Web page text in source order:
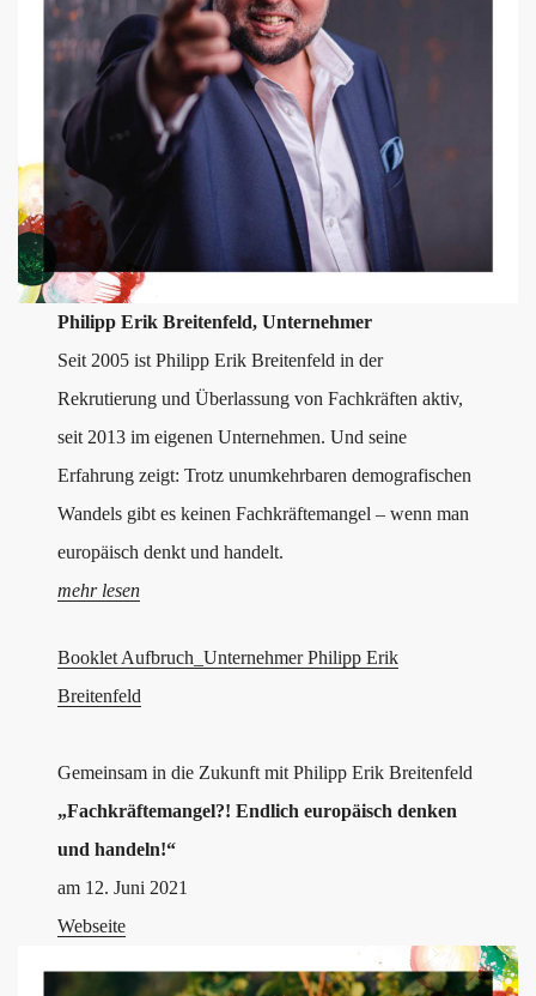
Philipp Erik Breitenfeld, Unternehmer
Seit 2005 ist Philipp Erik Breitenfeld in der
Rekrutierung und Überlassung von Fachkräften aktiv,
seit 2013 im eigenen Unternehmen. Und seine
Erfahrung zeigt: Trotz unumkehrbaren demografischen
Wandels gibt es keinen Fachkräftemangel – wenn man
europäisch denkt und handelt.
mehr lesen
Booklet Aufbruch_Unternehmer Philipp Erik
Breitenfeld
Gemeinsam in die Zukunft mit Philipp Erik Breitenfeld
„Fachkräftemangel?! Endlich europäisch denken
und handeln!“
am 12. Juni 2021
Webseite